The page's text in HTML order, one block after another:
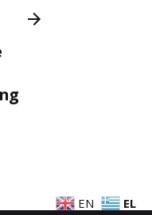
EN EL